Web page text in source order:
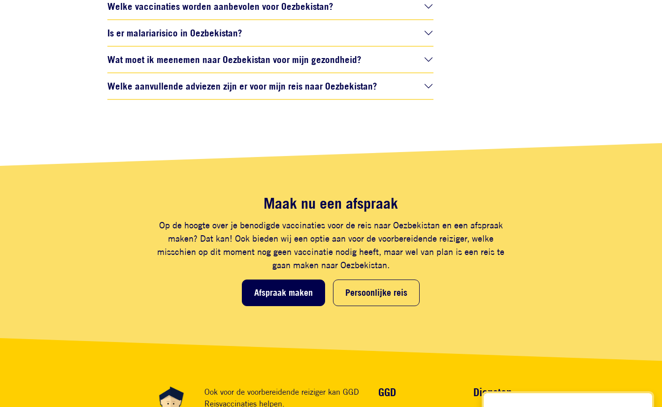
Welke vaccinaties worden aanbevolen voor Oezbekistan?
Is er malariarisico in Oezbekistan?
Wat moet ik meenemen naar Oezbekistan voor mijn gezondheid?
Welke aanvullende adviezen zijn er voor mijn reis naar Oezbekistan?
Maak nu een afspraak
Op de hoogte over je benodigde vaccinaties voor de reis naar Oezbekistan en een afspraak
maken? Dat kan! Ook bieden wij een optie aan voor de voorbereidende reiziger, welke
misschien op dit moment nog geen vaccinatie nodig heeft, maar wel van plan is een reis te
gaan maken naar Oezbekistan.
Afspraak maken Persoonlijke reis
Voet
GGD Diensten
Ook voor de voorbereidende reiziger kan GGD
Reisvaccinaties helpen.